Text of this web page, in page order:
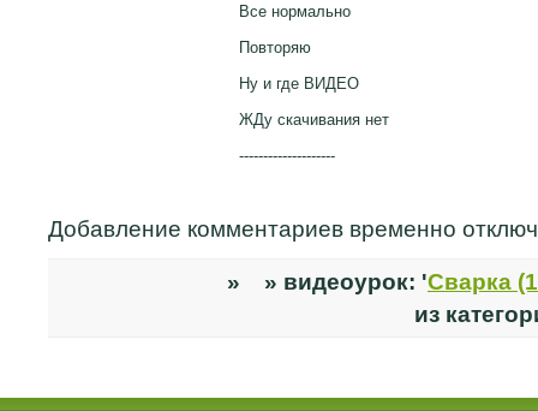
Все нормально
Повторяю
Ну и где ВИДЕО
ЖДу скачивания нет
--------------------
Добавление комментариев временно
» » видеоурок: 'Сварка
из